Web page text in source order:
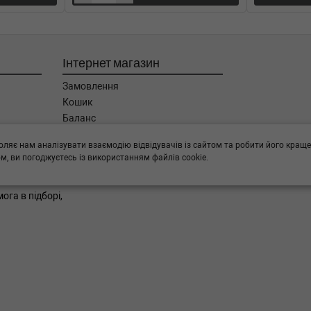
Об'єм: 62cc, Потужність:
Об'єм: 50cc, Потужність:
(Тип: Дизель, Об'єм: 59cc,
(Тип: Бензиновый двигатель,
Дизель, Об'єм: 42cc,
Інтернет магазин
Замовлення
Кошик
Баланс
Бренди
в підборі,
нам аналізувати взаємодію відвідувачів із сайтом та робити його краще.
ви погоджуєтесь із використанням файлів cookie.